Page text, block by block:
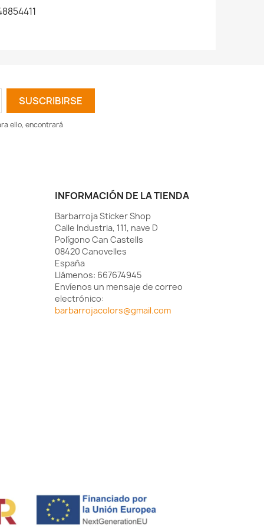
ello, encontrará
INFORMACIÓN DE LA TIENDA
Barbarroja Sticker Shop
Calle Industria, 111, nave D
Polígono Can Castells
08420 Canovelles
España
Llámenos: 667674945
Envíenos un mensaje de correo
electrónico:
barbarrojacolors@gmail.com